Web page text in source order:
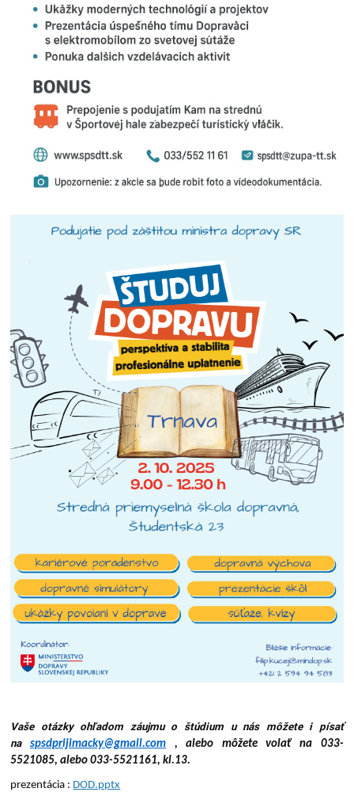
Vaše otázky ohľadom záujmu o štúdium u nás môžete i písať
na spsdprijimacky@gmail.com, alebo môžete volať na 033-
5521085, alebo 033-5521161, kl.13.
prezentácia : DOD.pptx